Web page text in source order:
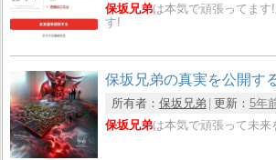
保坂兄弟は本気で頑張ってます
す!
保坂兄弟の真実を公開す
所有者： 保坂兄弟 更新： 5年
保坂兄弟は本気で頑張って未